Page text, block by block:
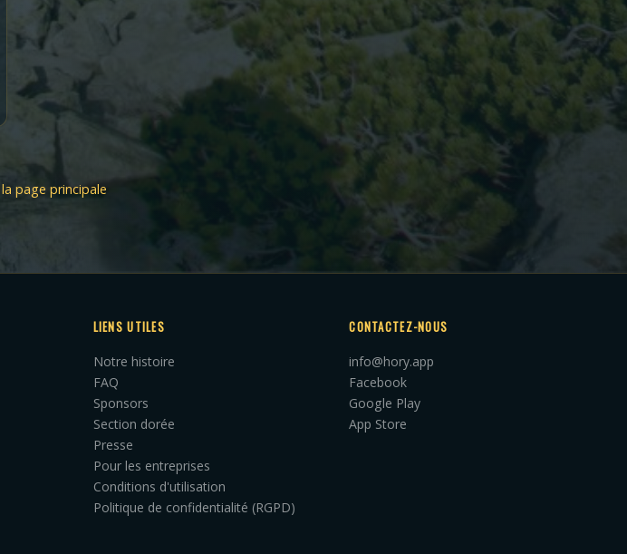
page principale
LIENS UTILES
Notre histoire
FAQ
Sponsors
Section dorée
Presse
Pour les entreprises
Conditions d'utilisation
Politique de confidentialité (RGPD)
CONTACTEZ-NOUS
info@hory.app
Facebook
Google Play
App Store